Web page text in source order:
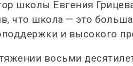
школы Евгения
что школа — это
и высокого
восьми